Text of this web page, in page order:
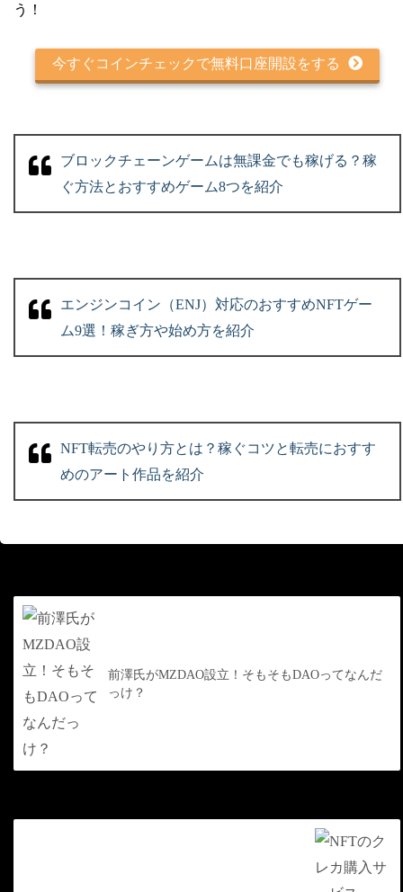
う！
今すぐコインチェックで無料口座開設をする
ブロックチェーンゲームは無課金でも稼げる？稼
ぐ方法とおすすめゲーム8つを紹介
エンジンコイン（ENJ）対応のおすすめNFTゲー
ム9選！稼ぎ方や始め方を紹介
NFT転売のやり方とは？稼ぐコツと転売におすす
めのアート作品を紹介
前澤氏がMZDAO設立！そもそもDAOってなんだ
っけ？